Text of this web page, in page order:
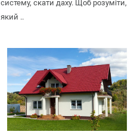
систему, скати даху. Щоб розуміти,
який ..